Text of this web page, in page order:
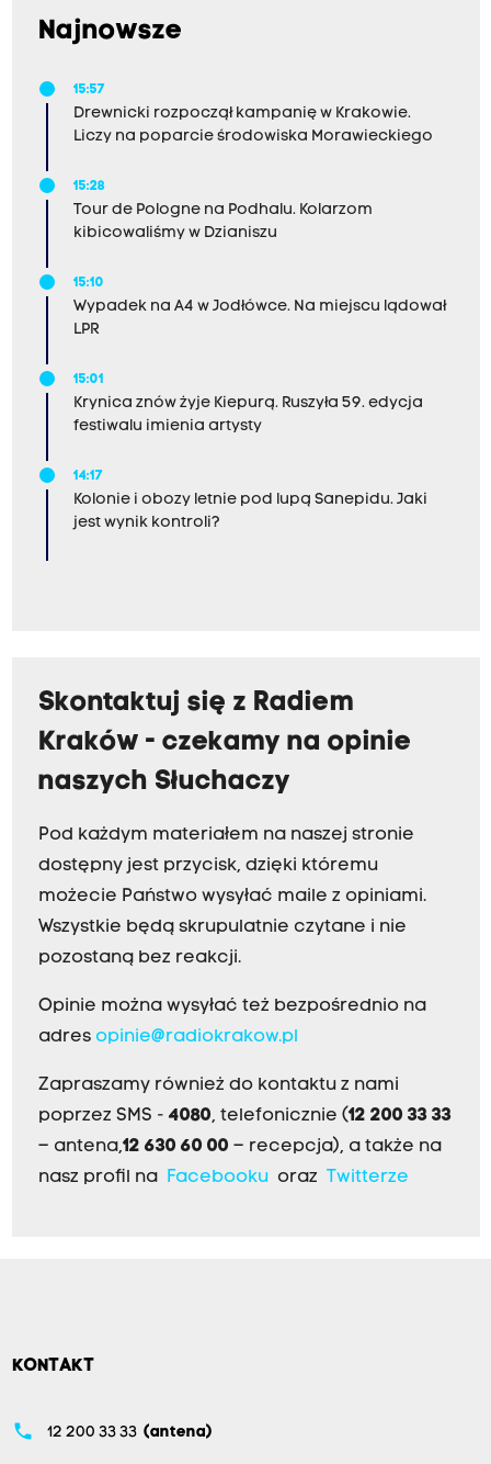
Najnowsze
15:57
Drewnicki rozpoczął kampanię w Krakowie.
Liczy na poparcie środowiska Morawieckiego
15:28
Tour de Pologne na Podhalu. Kolarzom
kibicowaliśmy w Dzianiszu
15:10
Wypadek na A4 w Jodłówce. Na miejscu lądował
LPR
15:01
Krynica znów żyje Kiepurą. Ruszyła 59. edycja
festiwalu imienia artysty
14:17
Kolonie i obozy letnie pod lupą Sanepidu. Jaki
jest wynik kontroli?
Skontaktuj się z Radiem
Kraków - czekamy na opinie
naszych Słuchaczy
Pod każdym materiałem na naszej stronie
dostępny jest przycisk, dzięki któremu
możecie Państwo wysyłać maile z opiniami.
Wszystkie będą skrupulatnie czytane i nie
pozostaną bez reakcji.
Opinie można wysyłać też bezpośrednio na
adres opinie@radiokrakow.pl
Zapraszamy również do kontaktu z nami
poprzez SMS - 4080, telefonicznie (12 200 33 33
– antena,12 630 60 00 – recepcja), a także na
nasz profil na Facebookuoraz Twitterze
KONTAKT
phone 12 200 33 33 (antena)